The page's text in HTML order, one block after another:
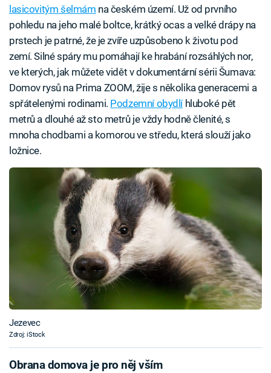
lasicovitým šelmám na českém území. Už od prvního
pohledu na jeho malé boltce, krátký ocas a velké drápy na
prstech je patrné, že je zvíře uzpůsobeno k životu pod
zemí. Silné spáry mu pomáhají ke hrabání rozsáhlých nor,
ve kterých, jak můžete vidět v dokumentární sérii Šumava:
Domov rysů na Prima ZOOM, žije s několika generacemi a
spřátelenými rodinami. Podzemní obydlíhluboké pět
metrů a dlouhé až sto metrů je vždy hodně členité, s
mnoha chodbami a komorou ve středu, která slouží jako
ložnice.
Jezevec
Zdroj: iStock
Obrana domova je pro něj vším